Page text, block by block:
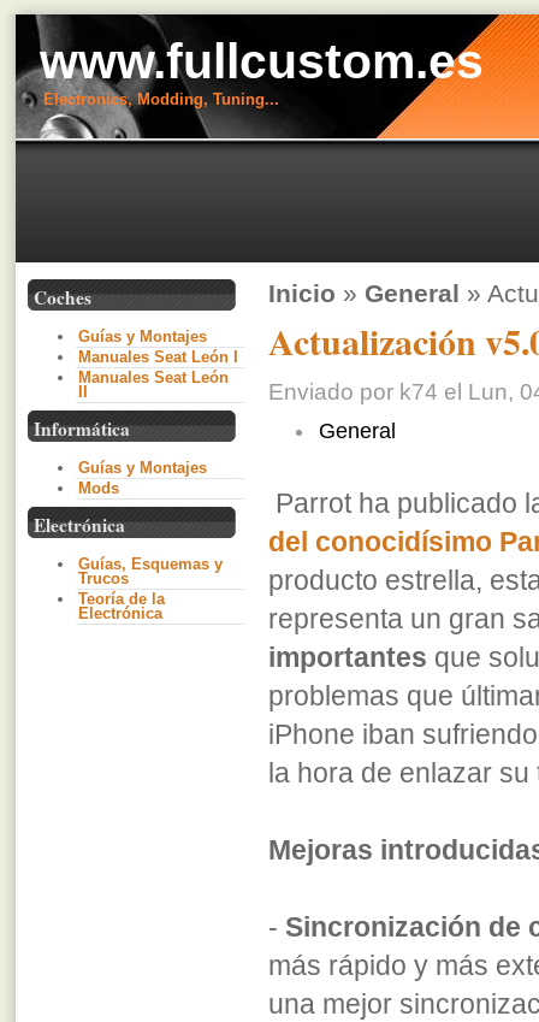
www.fullcustom.es
Electronics, Modding, Tuning...
Coches
Guías y Montajes
Manuales Seat León I
Manuales Seat León
Informática
Guías y Montajes
Mods
Electrónica
Guías, Esquemas y
Trucos
Teoría de la
Electrónica
Inicio » General »
Actualización
Enviado por k74 el Lun,
General
Parrot ha publicado
del conocidísimo
producto estrella,
representa un gran
importantes que
problemas que
iPhone iban
la hora de enlazar su
Mejoras
- Sincronización de
más rápido y más
una mejor